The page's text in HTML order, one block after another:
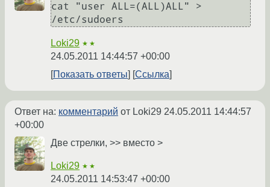
cat "user ALL=(ALL)ALL" >
/etc/sudoers
Loki29 ★★
24.05.2011 14:44:57 +00:00
Показать ответы
Ссылка
Ответ на: комментарий от Loki29 24.05.2011 14:44:57
+00:00
Две стрелки, >> вместо >
Loki29 ★★
24.05.2011 14:53:47 +00:00